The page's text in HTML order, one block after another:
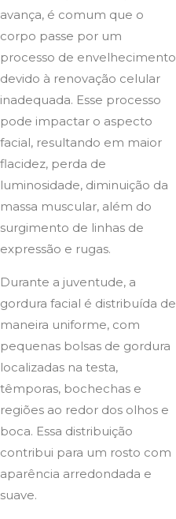
avança, é comum que o
corpo passe por um
processo de envelhecimento
devido à renovação celular
inadequada. Esse processo
pode impactar o aspecto
facial, resultando em maior
flacidez, perda de
luminosidade, diminuição da
massa muscular, além do
surgimento de linhas de
expressão e rugas.
Durante a juventude, a
gordura facial é distribuída de
maneira uniforme, com
pequenas bolsas de gordura
localizadas na testa,
têmporas, bochechas e
regiões ao redor dos olhos e
boca. Essa distribuição
contribui para um rosto com
aparência arredondada e
suave.